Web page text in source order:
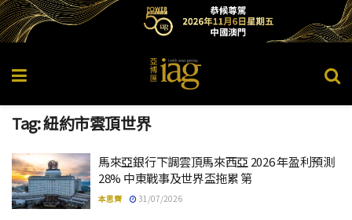
Tag:紐約市雲頂世界
馬來亞銀行下調雲頂馬來西亞 2026 年盈利預測
28% 中東戰事及世界盃拖累 第
本思齊 31/07/2026